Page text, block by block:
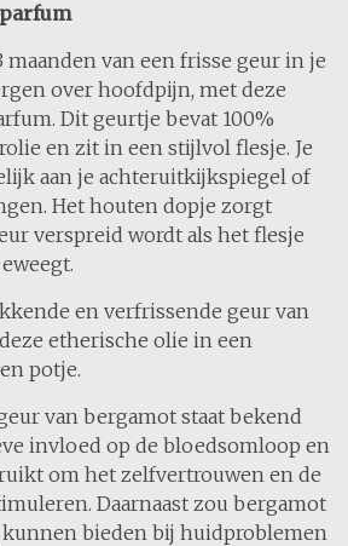
maanden van een frisse geur in je
over hoofdpijn, met deze
Dit geurtje bevat 100%
en zit in een stijlvol flesje. Je
aan je achteruitkijkspiegel of
Het houten dopje zorgt
verspreid wordt als het flesje
en verfrissende geur van
etherische olie in een
potje.
van bergamot staat bekend
invloed op de bloedsomloop en
om het zelfvertrouwen en de
Daarnaast zou bergamot
bieden bij huidproblemen